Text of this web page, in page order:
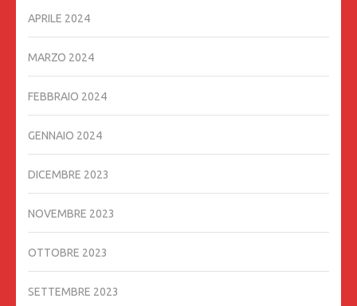
APRILE 2024
MARZO 2024
FEBBRAIO 2024
GENNAIO 2024
DICEMBRE 2023
NOVEMBRE 2023
OTTOBRE 2023
SETTEMBRE 2023